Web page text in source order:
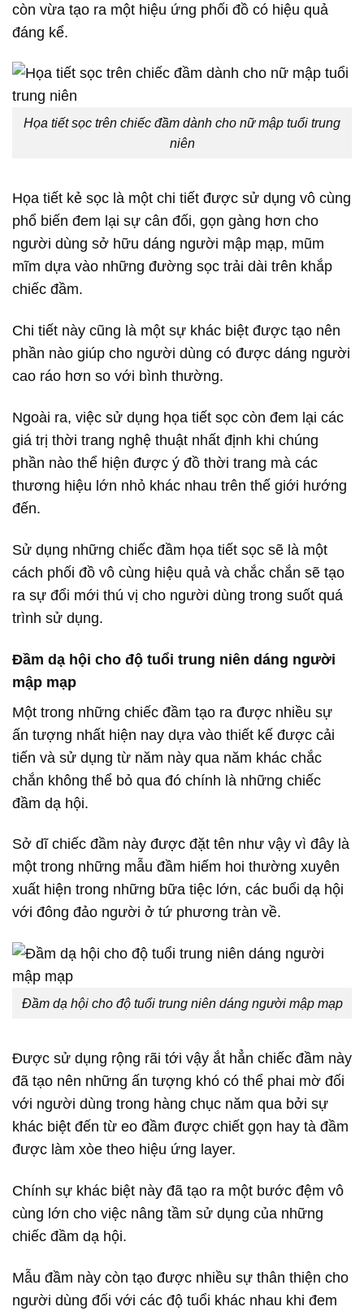
còn vừa tạo ra một hiệu ứng phối đồ có hiệu quả
đáng kể.
Họa tiết sọc trên chiếc đầm dành cho nữ mập tuổi trung
niên
Họa tiết kẻ sọc là một chi tiết được sử dụng vô cùng
phổ biến đem lại sự cân đối, gọn gàng hơn cho
người dùng sở hữu dáng người mập mạp, mũm
mĩm dựa vào những đường sọc trải dài trên khắp
chiếc đầm.
Chi tiết này cũng là một sự khác biệt được tạo nên
phần nào giúp cho người dùng có được dáng người
cao ráo hơn so với bình thường.
Ngoài ra, việc sử dụng họa tiết sọc còn đem lại các
giá trị thời trang nghệ thuật nhất định khi chúng
phần nào thể hiện được ý đồ thời trang mà các
thương hiệu lớn nhỏ khác nhau trên thế giới hướng
đến.
Sử dụng những chiếc đầm họa tiết sọc sẽ là một
cách phối đồ vô cùng hiệu quả và chắc chắn sẽ tạo
ra sự đổi mới thú vị cho người dùng trong suốt quá
trình sử dụng.
Đầm dạ hội cho độ tuổi trung niên dáng người
mập mạp
Một trong những chiếc đầm tạo ra được nhiều sự
ấn tượng nhất hiện nay dựa vào thiết kế được cải
tiến và sử dụng từ năm này qua năm khác chắc
chắn không thể bỏ qua đó chính là những chiếc
đầm dạ hội.
Sở dĩ chiếc đầm này được đặt tên như vậy vì đây là
một trong những mẫu đầm hiếm hoi thường xuyên
xuất hiện trong những bữa tiệc lớn, các buổi dạ hội
với đông đảo người ở tứ phương tràn về.
Đầm dạ hội cho độ tuổi trung niên dáng người mập mạp
Được sử dụng rộng rãi tới vậy ắt hẳn chiếc đầm này
đã tạo nên những ấn tượng khó có thể phai mờ đối
với người dùng trong hàng chục năm qua bởi sự
khác biệt đến từ eo đầm được chiết gọn hay tà đầm
được làm xòe theo hiệu ứng layer.
Chính sự khác biệt này đã tạo ra một bước đệm vô
cùng lớn cho việc nâng tầm sử dụng của những
chiếc đầm dạ hội.
Mẫu đầm này còn tạo được nhiều sự thân thiện cho
người dùng đối với các độ tuổi khác nhau khi đem